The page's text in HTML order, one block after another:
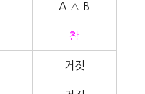
A ∧ B
참
거짓